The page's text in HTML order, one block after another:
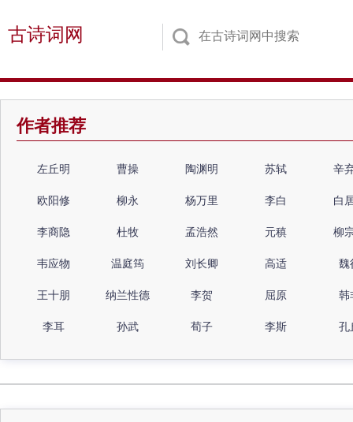
古诗词网
作者推荐
左丘明 曹操 陶渊明 苏轼 辛
欧阳修 柳永 杨万里 李白 白
李商隐 杜牧 孟浩然 元稹 柳
韦应物 温庭筠 刘长卿 高适 魏
王十朋 纳兰性德 李贺 屈原 韩
李耳 孙武 荀子 李斯 孔